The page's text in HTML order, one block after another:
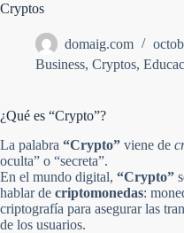
Cryptos
domaig.com
Business, Cryptos,
¿Qué es “Crypto”?
La palabra “Crypto” viene de
oculta” o “secreta”.
En el mundo digital, “Crypto”
hablar de criptomonedas:
criptografía para asegurar las
de los usuarios.